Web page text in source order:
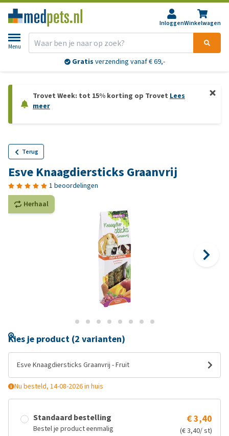
InloggenWinkelwagen
Menu
Gratis verzending vanaf € 69,-
Trovet Week: tot 15% korting op Trovet Lees
meer
Terug
Esve Knaagdiersticks Graanvrij
1 beoordelingen
Herhaal
Kies je product (2 varianten)
Esve Knaagdiersticks Graanvrij - Fruit
Nu besteld, 14-08-2026 in huis
Standaard bestelling
Bestel je product eenmalig
€ 3,40
(€ 3,40/ st)